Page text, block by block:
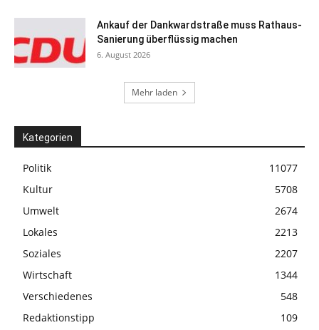
Ankauf der Dankwardstraße muss Rathaus-
Sanierung überflüssig machen
6. August 2026
Mehr laden
Kategorien
Politik
11077
Kultur
5708
Umwelt
2674
Lokales
2213
Soziales
2207
Wirtschaft
1344
Verschiedenes
548
Redaktionstipp
109